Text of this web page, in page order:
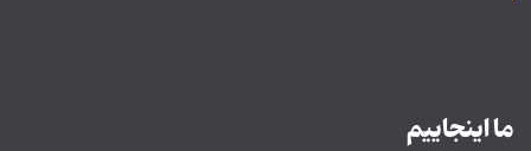
ما اینجاییم